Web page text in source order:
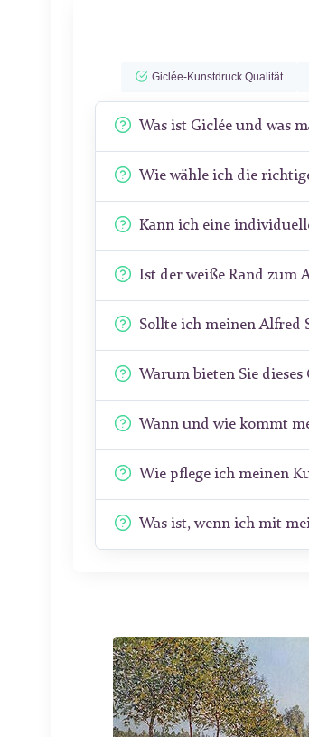
Giclée-Kunstdruck Qualität
Was ist Giclée und was
Wie wähle ich die
Kann ich eine
Ist der weiße Rand zum
Sollte ich meinen Alfred
Warum bieten Sie
Wann und wie kommt
Wie pflege ich meinen
Was ist, wenn ich mit